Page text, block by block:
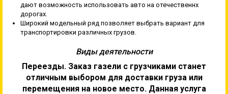
дают возможность использовать авто на отечественнх
дорогах.
Широкий модельный ряд позволяет выбрать вариант для
транспортировки различных грузов.
Виды деятельности
Переезды. Заказ газели с грузчиками станет
отличным выбором для доставки груза или
перемещения на новое место. Данная услуга